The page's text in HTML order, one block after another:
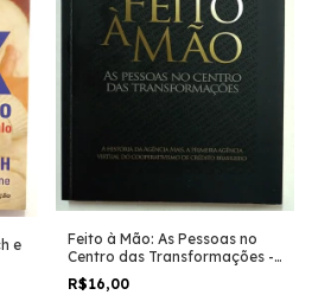
e
Feito à Mão: As Pessoas no
Centro das Transformações -
Marcelo Vieira Martins
R$16,00